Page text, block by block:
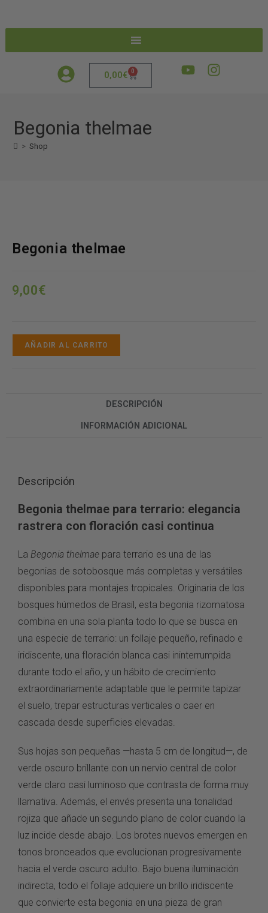
0,00€ 0
Begonia thelmae
> Shop
Begonia thelmae
9,00€
AÑADIR AL CARRITO
DESCRIPCIÓN
INFORMACIÓN ADICIONAL
Descripción
Begonia thelmae para terrario: elegancia
rastrera con floración casi continua
La Begonia thelmae para terrario es una de las
begonias de sotobosque más completas y versátiles
disponibles para montajes tropicales. Originaria de los
bosques húmedos de Brasil, esta begonia rizomatosa
combina en una sola planta todo lo que se busca en
una especie de terrario: un follaje pequeño, refinado e
iridiscente, una floración blanca casi ininterrumpida
durante todo el año, y un hábito de crecimiento
extraordinariamente adaptable que le permite tapizar
el suelo, trepar estructuras verticales o caer en
cascada desde superficies elevadas.
Sus hojas son pequeñas —hasta 5 cm de longitud—, de
verde oscuro brillante con un nervio central de color
verde claro casi luminoso que contrasta de forma muy
llamativa. Además, el envés presenta una tonalidad
rojiza que añade un segundo plano de color cuando la
luz incide desde abajo. Los brotes nuevos emergen en
tonos bronceados que evolucionan progresivamente
hacia el verde oscuro adulto. Bajo buena iluminación
indirecta, todo el follaje adquiere un brillo iridiscente
que convierte esta begonia en una pieza de gran